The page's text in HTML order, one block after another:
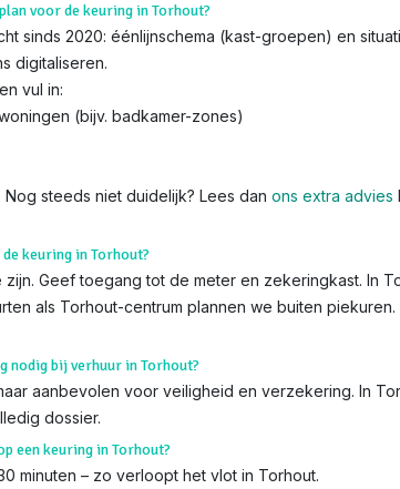
voor de keuring in Torhout?
sinds 2020: éénlijnschema (kast-groepen) en
digitaliseren.
en vul in:
(bijv. badkamer-zones)
steeds niet duidelijk? Lees dan ons extra advies
keuring in Torhout?
zijn. Geef toegang tot de meter en zekeringkast. In
als Torhout-centrum plannen we buiten piekuren.
nodig bij verhuur in Torhout?
aanbevolen voor veiligheid en verzekering. In
dossier.
een keuring in Torhout?
minuten – zo verloopt het vlot in Torhout.